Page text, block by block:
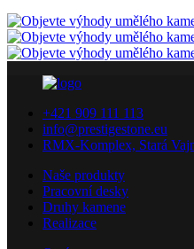
+421 909 111 113
info@prestigestone.eu
RMX-Komplex, Stará
Naše produkty
Pracovní desky
Druhy kamene
Realizace